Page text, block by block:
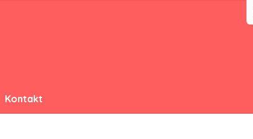
Kontakt